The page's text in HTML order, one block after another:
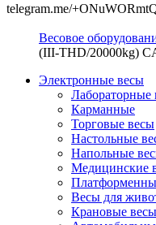
telegram.me/
Весовое
(III-THD/20000kg)
Электронные весы
Лабораторные
Карманные
Торговые весы
Настольные
Напольные
Медицинские
Весы для
Крановые весы